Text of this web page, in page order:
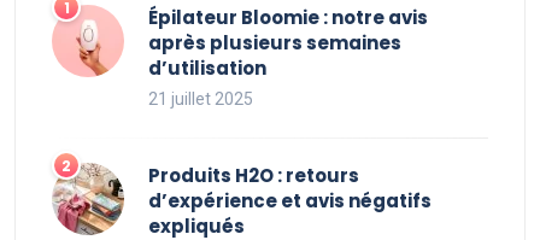
Épilateur Bloomie : notre avis
après plusieurs semaines
d’utilisation
21 juillet 2025
Produits H2O : retours
d’expérience et avis négatifs
expliqués